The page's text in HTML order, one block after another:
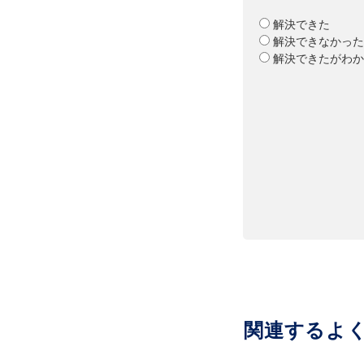
解決できた
解決できなかった
解決できたがわ
関連するよ